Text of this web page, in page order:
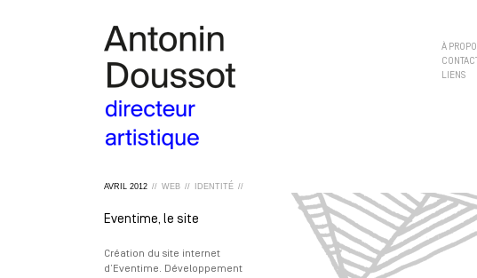
À
CONTACT
LIENS
AVRIL 2012 // WEB // IDENTITÉ //
Eventime, le site
Création du site internet
d’Eventime. Développement